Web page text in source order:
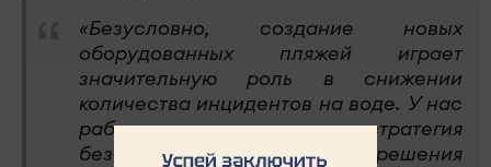
«Безусловно, создание новых
оборудованных пляжей играет
значительную роль в снижении
количества инцидентов на воде. У нас
работает определенная стратегия
безопасности, включающая решения